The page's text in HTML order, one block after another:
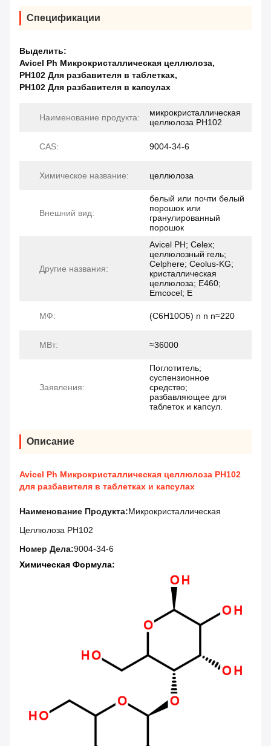
Спецификации
Выделить:
Avicel Ph Микрокристаллическая целлюлоза,
PH102 Для разбавителя в таблетках,
PH102 Для разбавителя в капсулах
Наименование продукта:
микрокристаллическая
целлюлоза PH102
CAS: 9004-34-6
Химическое название: целлюлоза
Внешний вид:
белый или почти белый
порошок или
гранулированный
порошок
Другие названия:
Avicel PH; Celex;
целлюлозный гель;
Celphere; Ceolus-KG;
кристаллическая
целлюлоза; E460;
Emcocel; E
МФ: (C6H10O5) n n n≈220
МВт: ≈36000
Заявления:
Поглотитель;
суспензионное
средство;
разбавляющее для
таблеток и капсул.
Описание
Avicel Ph Микрокристаллическая целлюлоза PH102
для разбавителя в таблетках и капсулах
Наименование Продукта:Микрокристаллическая
Целлюлоза PH102
Номер Дела:9004-34-6
Химическая Формула: